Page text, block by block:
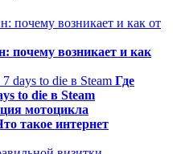
почему возникает и как
Где
to die в Steam
мотоцикла
такое интернет